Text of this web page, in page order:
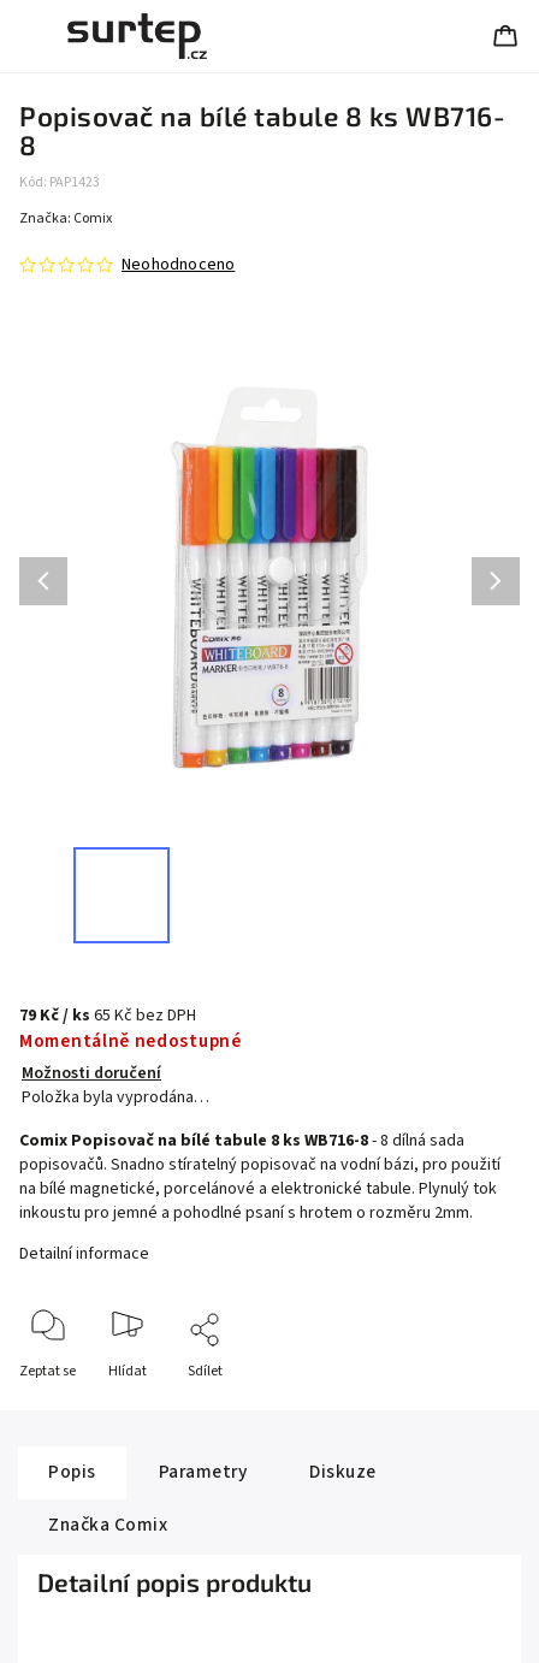
Popisovač na bílé tabule 8 ks WB716-
8
Kód: PAP1423
Neohodnoceno
Značka: Comix
79 Kč/ ks 65 Kč bez DPH
Momentálně nedostupné
Možnosti doručení
Položka byla vyprodána…
Comix Popisovač na bílé tabule 8 ks WB716-8- 8 dílná sada
popisovačů. Snadno stíratelný popisovač na vodní bázi, pro použití
na bílé magnetické, porcelánové a elektronické tabule. Plynulý tok
inkoustu pro jemné a pohodlné psaní s hrotem o rozměru 2mm.
Detailní informace
Zeptat se Hlídat Sdílet
Popis Parametry
Diskuze
Značka Comix
Detailní popis produktu